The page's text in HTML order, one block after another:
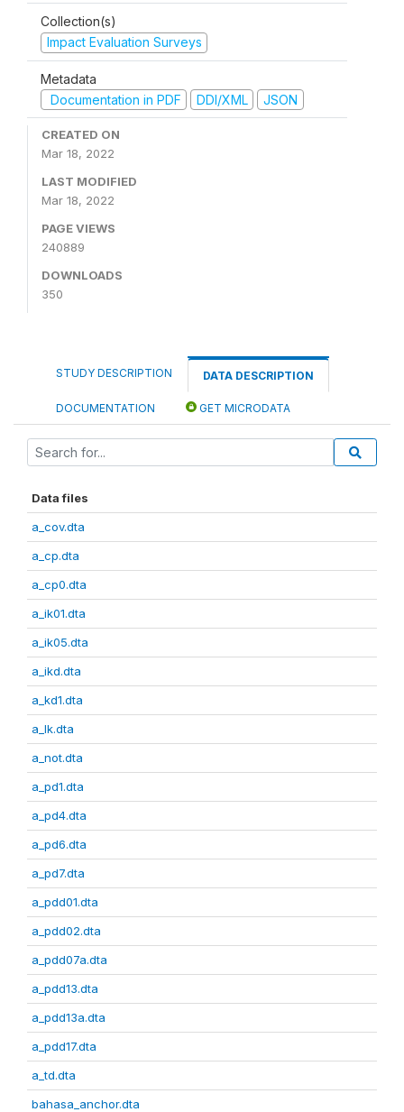
Collection(s)
Impact Evaluation Surveys
Metadata
Documentation in PDF
DDI/XML JSON
CREATED ON
Mar 18, 2022
LAST MODIFIED
Mar 18, 2022
PAGE VIEWS
240889
DOWNLOADS
350
STUDY DESCRIPTION DATA DESCRIPTION
DOCUMENTATION GET MICRODATA
Data files
a_cov.dta
a_cp.dta
a_cp0.dta
a_ik01.dta
a_ik05.dta
a_ikd.dta
a_kd1.dta
a_lk.dta
a_not.dta
a_pd1.dta
a_pd4.dta
a_pd6.dta
a_pd7.dta
a_pdd01.dta
a_pdd02.dta
a_pdd07a.dta
a_pdd13.dta
a_pdd13a.dta
a_pdd17.dta
a_td.dta
bahasa_anchor.dta